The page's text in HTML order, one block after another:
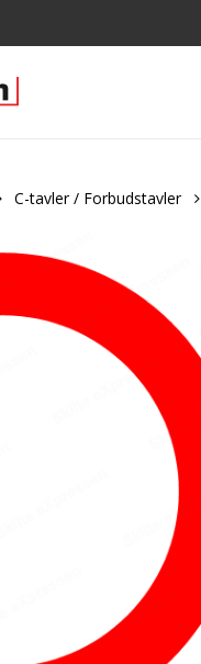
C-tavler / Forbudstavler